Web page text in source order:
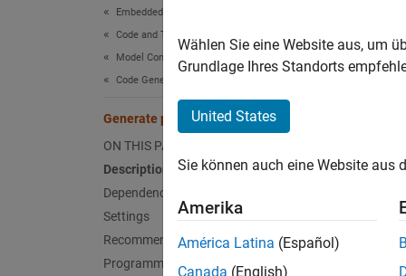
Embedded Coder
Code and Tool Customization
Model Configuration Set Customization
Code Generation Configuration Sets
Generate parallel for-loops
ON THIS PAGE
Description
Dependencies
Settings
Recommended Settings
Programmatic Use
Wählen Sie eine Website aus, um
Grundlage Ihres Standorts
United States
Sie können auch eine Website aus
Amerika
América Latina (Español)
Canada (English)